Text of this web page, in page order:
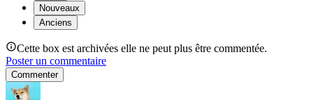
Nouveaux
Anciens
Cette box est archivées elle ne peut plus être commentée.
Poster un commentaire
Commenter